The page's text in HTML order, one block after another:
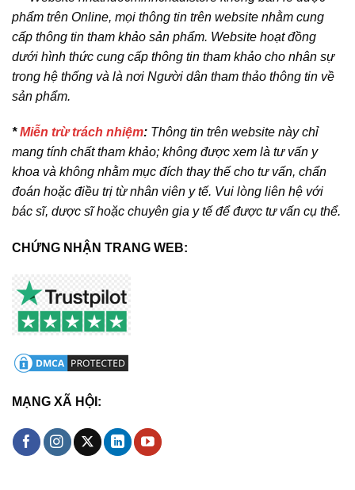
phẩm trên Online, mọi thông tin trên website nhằm cung
cấp thông tin tham khảo sản phẩm. Website hoạt đồng
dưới hình thức cung cấp thông tin tham khảo cho nhân sự
trong hệ thống và là nơi Người dân tham thảo thông tin về
sản phẩm.
*Miễn trừ trách nhiệm: Thông tin trên website này chỉ
mang tính chất tham khảo; không được xem là tư vấn y
khoa và không nhằm mục đích thay thế cho tư vấn, chẩn
đoán hoặc điều trị từ nhân viên y tế. Vui lòng liên hệ với
bác sĩ, dược sĩ hoặc chuyên gia y tế để được tư vấn cụ thể.
CHỨNG NHẬN TRANG WEB:
MẠNG XÃ HỘI: